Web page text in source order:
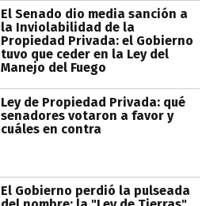
El Senado dio media sanción a
la Inviolabilidad de la
Propiedad Privada: el Gobierno
tuvo que ceder en la Ley del
Manejo del Fuego
Ley de Propiedad Privada: qué
senadores votaron a favor y
cuáles en contra
El Gobierno perdió la pulseada